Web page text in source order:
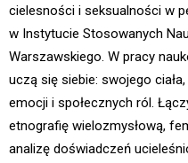
cielesności i seksualności w
w Instytucie Stosowanych
Warszawskiego. W pracy
uczą się siebie: swojego
emocji i społecznych ról.
etnografię wielozmysłową,
analizę doświadczeń